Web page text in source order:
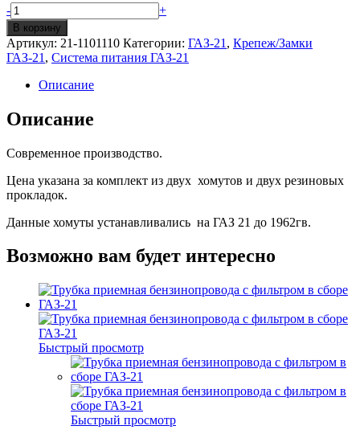
Количество
Хомут
крепления
бензинового
бака
ГАЗ-21
1/2
- +
В корзину
Артикул: 21-1101110 Категории: ГАЗ-21 , Крепеж/Замки
ГАЗ-21 , Система питания ГАЗ-21
Описание
Описание
Современное производство.
Цена указана за комплект из двух хомутов и двух резиновых
прокладок.
Данные хомуты устанавливались на ГАЗ 21 до 1962гв.
Возможно вам будет интересно
Быстрый просмотр
Быстрый просмотр